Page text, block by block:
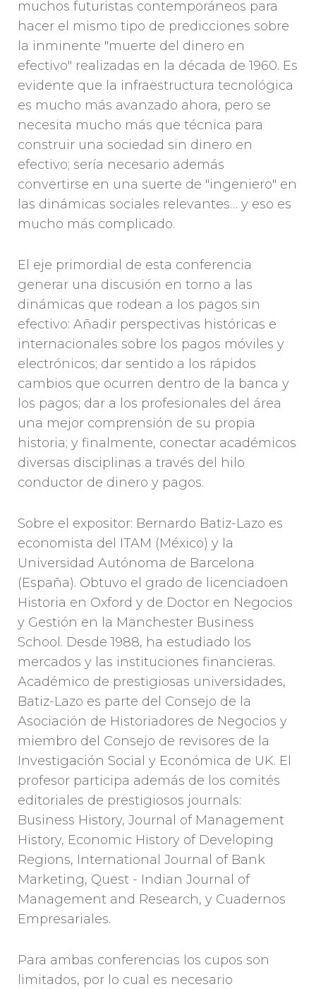
muchos futuristas contemporáneos para
hacer el mismo tipo de predicciones sobre
la inminente "muerte del dinero en
efectivo" realizadas en la década de 1960. Es
evidente que la infraestructura tecnológica
es mucho más avanzado ahora, pero se
necesita mucho más que técnica para
construir una sociedad sin dinero en
efectivo; sería necesario además
convertirse en una suerte de "ingeniero" en
las dinámicas sociales relevantes… y eso es
mucho más complicado.
El eje primordial de esta conferencia
generar una discusión en torno a las
dinámicas que rodean a los pagos sin
efectivo: Añadir perspectivas históricas e
internacionales sobre los pagos móviles y
electrónicos; dar sentido a los rápidos
cambios que ocurren dentro de la banca y
los pagos; dar a los profesionales del área
una mejor comprensión de su propia
historia; y finalmente, conectar académicos
diversas disciplinas a través del hilo
conductor de dinero y pagos.
Sobre el expositor: Bernardo Batiz-Lazo es
economista del ITAM (México) y la
Universidad Autónoma de Barcelona
(España). Obtuvo el grado de licenciadoen
Historia en Oxford y de Doctor en Negocios
y Gestión en la Manchester Business
School. Desde 1988, ha estudiado los
mercados y las instituciones financieras.
Académico de prestigiosas universidades,
Batiz-Lazo es parte del Consejo de la
Asociación de Historiadores de Negocios y
miembro del Consejo de revisores de la
Investigación Social y Económica de UK. El
profesor participa además de los comités
editoriales de prestigiosos journals:
Business History, Journal of Management
History, Economic History of Developing
Regions, International Journal of Bank
Marketing, Quest - Indian Journal of
Management and Research, y Cuadernos
Empresariales.
Para ambas conferencias los cupos son
limitados, por lo cual es necesario